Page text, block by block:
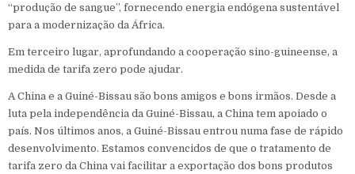
“produção de sangue”, fornecendo energia endógena sustentável
para a modernização da África.
Em terceiro lugar, aprofundando a cooperação sino-guineense, a
medida de tarifa zero pode ajudar.
A China e a Guiné-Bissau são bons amigos e bons irmãos. Desde a
luta pela independência da Guiné-Bissau, a China tem apoiado o
país. Nos últimos anos, a Guiné-Bissau entrou numa fase de rápido
desenvolvimento. Estamos convencidos de que o tratamento de
tarifa zero da China vai facilitar a exportação dos bons produtos